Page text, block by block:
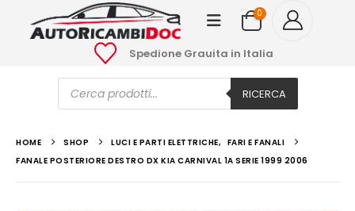
0
Spedione Grauita in Italia
Ricerca
prodotti RICERCA
HOME SHOP LUCI E PARTI ELETTRICHE, FARI E FANALI
FANALE POSTERIORE DESTRO DX KIA CARNIVAL 1A SERIE 1999 2006